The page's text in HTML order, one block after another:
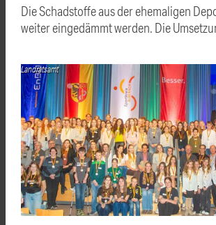
Die Schadstoffe aus der ehemaligen
weiter eingedämmt werden. Die
Landratsamt